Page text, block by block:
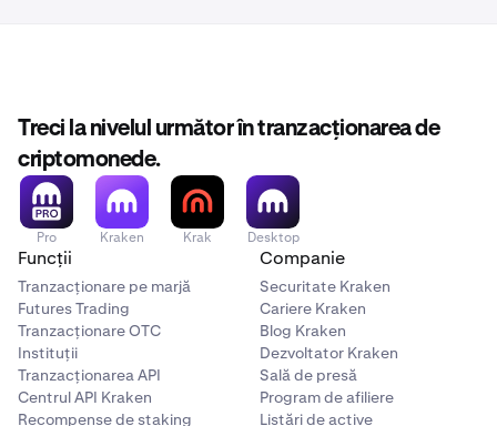
Treci la nivelul următor în tranzacționarea de
criptomonede.
Pro Kraken Krak Desktop
Funcții
Tranzacționare pe marjă
Futures Trading
Tranzacționare OTC
Instituții
Tranzacționarea API
Centrul API Kraken
Recompense de staking
Companie
Securitate Kraken
Cariere Kraken
Blog Kraken
Dezvoltator Kraken
Sală de presă
Program de afiliere
Listări de active